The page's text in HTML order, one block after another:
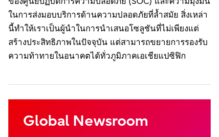
ในการส่งมอบบริการด้านความปลอดภัยที่ล้ำสมัย สิ่งเหล่า
นี้ทำให้เราเป็นผู้นำในการนำเสนอโซลูชันที่ไม่เพียงแต่
สร้างประสิทธิภาพในปัจจุบัน แต่สามารถขยายการรองรับ
ความท้าทายในอนาคตได้ทั่วภูมิภาคเอเชียแปซิฟิก
Global Newsroom